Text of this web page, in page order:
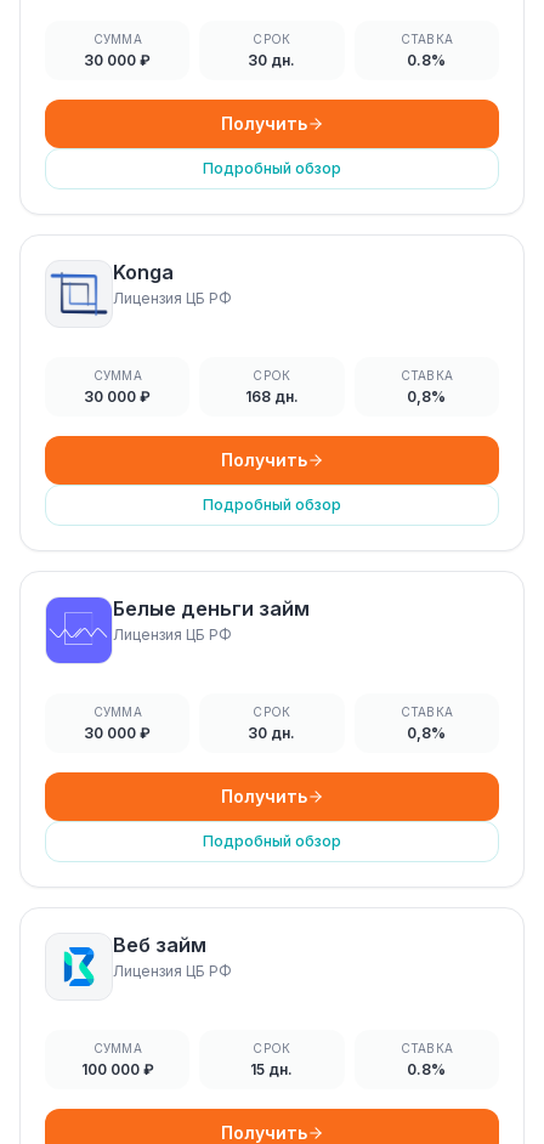
СУММА
30 000 ₽
СРОК
30 дн.
СТАВКА
0.8%
Получить
Подробный обзор
Konga
Лицензия ЦБ РФ
СУММА
30 000 ₽
СРОК
168 дн.
СТАВКА
0,8%
Получить
Подробный обзор
Белые деньги займ
Лицензия ЦБ РФ
СУММА
30 000 ₽
СРОК
30 дн.
СТАВКА
0,8%
Получить
Подробный обзор
Веб займ
Лицензия ЦБ РФ
СУММА
100 000 ₽
СРОК
15 дн.
СТАВКА
0.8%
Получить